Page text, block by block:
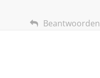
Beantwoorden